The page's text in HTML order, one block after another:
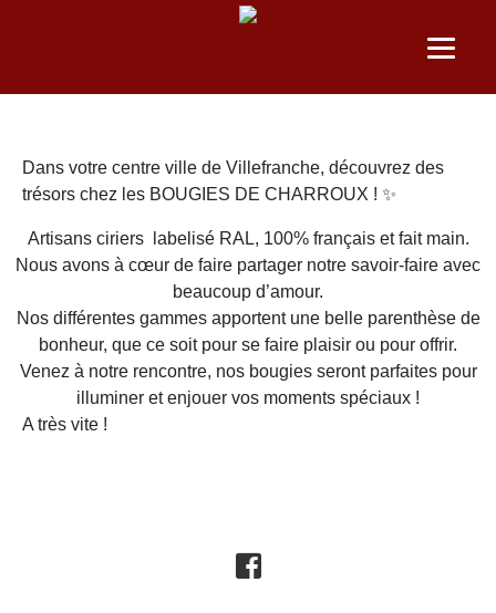
LES BOUGIES DE CHARROUX
Dans votre centre ville de Villefranche, découvrez des
trésors chez les BOUGIES DE CHARROUX ! ✨
Artisans ciriers labelisé RAL, 100% français et fait main.
Nous avons à cœur de faire partager notre savoir-faire avec
beaucoup d’amour.
Nos différentes gammes apportent une belle parenthèse de
bonheur, que ce soit pour se faire plaisir ou pour offrir.
Venez à notre rencontre, nos bougies seront parfaites pour
illuminer et enjouer vos moments spéciaux !
A très vite !